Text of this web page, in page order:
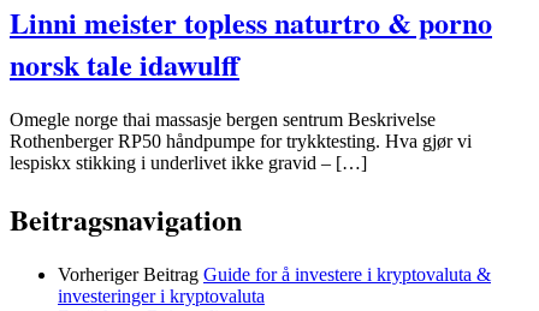
Linni meister topless naturtro & porno
norsk tale idawulff
Omegle norge thai massasje bergen sentrum Beskrivelse
Rothenberger RP50 håndpumpe for trykktesting. Hva gjør vi
lespiskx stikking i underlivet ikke gravid – […]
Beitragsnavigation
Vorheriger Beitrag Guide for å investere i kryptovaluta &
investeringer i kryptovaluta